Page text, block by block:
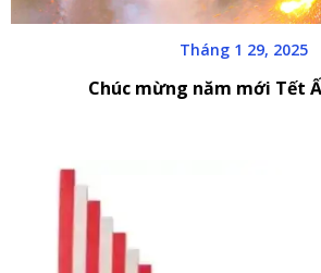
Tháng 1 29, 2025
Chúc mừng năm mới Tết